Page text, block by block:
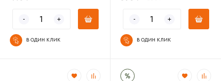
В ОДИН КЛИК В ОДИН КЛИК